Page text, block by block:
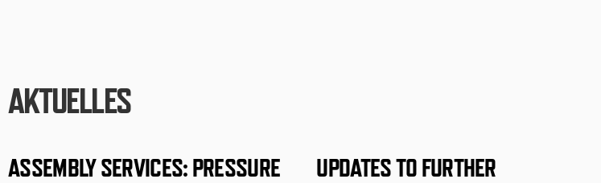
AKTUELLES
ASSEMBLY SERVICES: PRESSURE
UPDATES TO FURTHER